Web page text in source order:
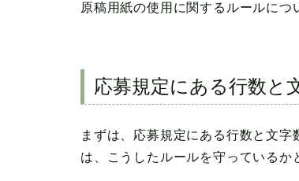
原稿用紙の使用に関するルールにつ
応募規定にある行数と
まずは、応募規定にある行数と文
は、こうしたルールを守っているか